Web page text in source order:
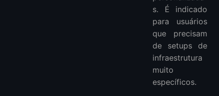
s. É indicado
para usuários
que precisam
de setups de
infraestrutura
muito
específicos.